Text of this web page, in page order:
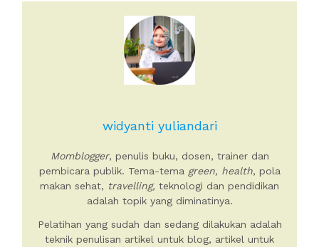
widyanti yuliandari
Momblogger, penulis buku, dosen, trainer dan
pembicara publik. Tema-tema green, health, pola
makan sehat, travelling, teknologi dan pendidikan
adalah topik yang diminatinya.
Pelatihan yang sudah dan sedang dilakukan adalah
teknik penulisan artikel untuk blog, artikel untuk